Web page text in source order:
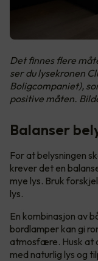
Det finnes flere
ser du lysekronen
Boligcompaniet),
positive måten.
Balanser
For at belysningen
krever det en
mye lys. Bruk
lys.
En kombinasjon av
bordlamper kan gi
atmosfære. Husk at
med naturlig lys og